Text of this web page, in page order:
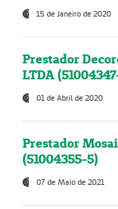
15 de Janeiro de 2020
Prestador
LTDA
01 de Abril de 2020
Prestador
(51004355-5)
07 de Maio de 2021